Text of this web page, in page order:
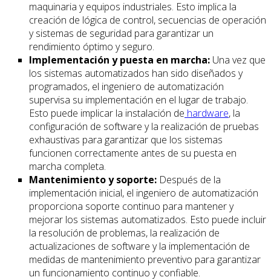
maquinaria y equipos industriales. Esto implica la
creación de lógica de control, secuencias de operación
y sistemas de seguridad para garantizar un
rendimiento óptimo y seguro.
Implementación y puesta en marcha: Una vez que
los sistemas automatizados han sido diseñados y
programados, el ingeniero de automatización
supervisa su implementación en el lugar de trabajo.
Esto puede implicar la instalación de hardware, la
configuración de software y la realización de pruebas
exhaustivas para garantizar que los sistemas
funcionen correctamente antes de su puesta en
marcha completa.
Mantenimiento y soporte: Después de la
implementación inicial, el ingeniero de automatización
proporciona soporte continuo para mantener y
mejorar los sistemas automatizados. Esto puede incluir
la resolución de problemas, la realización de
actualizaciones de software y la implementación de
medidas de mantenimiento preventivo para garantizar
un funcionamiento continuo y confiable.